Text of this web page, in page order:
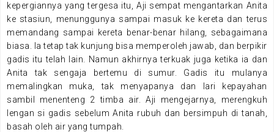
kepergiannya yang tergesa itu, Aji sempat mengantarkan Anita
ke stasiun, menunggunya sampai masuk ke kereta dan terus
memandang sampai kereta benar-benar hilang, sebagaimana
biasa. Ia tetap tak kunjung bisa memperoleh jawab, dan berpikir
gadis itu telah lain. Namun akhirnya terkuak juga ketika ia dan
Anita tak sengaja bertemu di sumur. Gadis itu mulanya
memalingkan muka, tak menyapanya dan lari kepayahan
sambil menenteng 2 timba air. Aji mengejarnya, merengkuh
lengan si gadis sebelum Anita rubuh dan bersimpuh di tanah,
basah oleh air yang tumpah.